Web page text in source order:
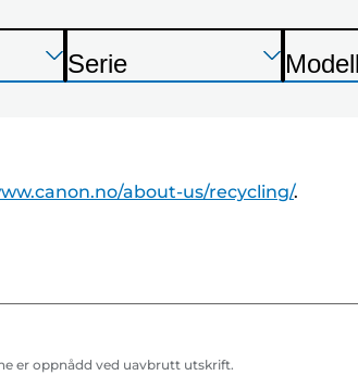
Trykk
Enter
Trykk
Enter
S
i
Serie
Trykk
Enter
S
i
Modell
about-us/recycling/.
er oppnådd ved uavbrutt utskrift.